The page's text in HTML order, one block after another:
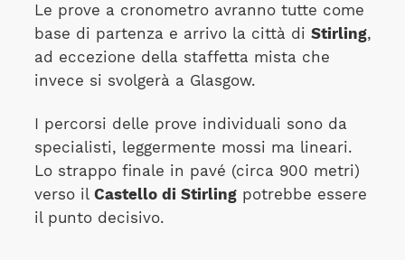
Le prove a cronometro avranno tutte come
base di partenza e arrivo la città di Stirling,
ad eccezione della staffetta mista che
invece si svolgerà a Glasgow.
I percorsi delle prove individuali sono da
specialisti, leggermente mossi ma lineari.
Lo strappo finale in pavé (circa 900 metri)
verso il Castello di Stirlingpotrebbe essere
il punto decisivo.